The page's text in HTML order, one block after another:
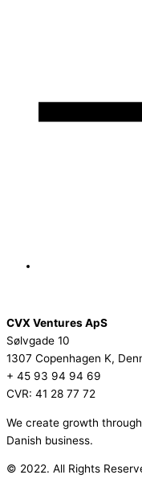
CVX Ventures ApS
Sølvgade 10
1307 Copenhagen K,
+ 45 93 94 94 69
CVR: 41 28 77 72
We create growth
Danish business.
© 2022. All Rights